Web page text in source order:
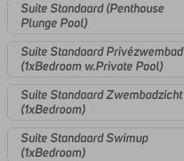
Suite Standaard (Penthouse
Plunge Pool)
Suite Standaard Privézwembad
(1xBedroom w.Private Pool)
Suite Standaard Zwembadzicht
(1xBedroom)
Suite Standaard Swimup
(1xBedroom)